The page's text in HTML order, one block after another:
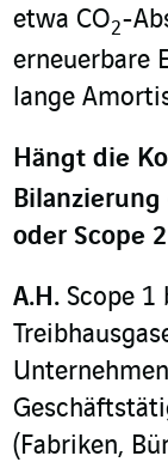
etwa CO2-
erneuerbare
lange
Hängt die
Bilanzierung
oder Scope
A.H. Scope
(Fabriken,